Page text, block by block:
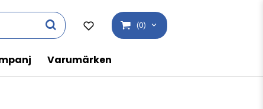
(0)
Varumärken